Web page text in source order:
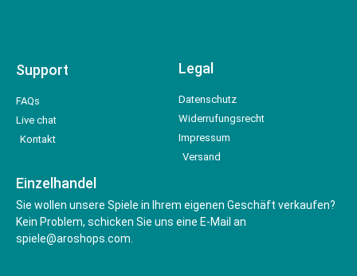
Support
FAQs
Live chat
Kontakt
Legal
Datenschutz
Widerrufungsrecht
Impressum
Versand
Einzelhandel
Sie wollen unsere Spiele in Ihrem eigenen Geschäft verkaufen?
Kein Problem, schicken Sie uns eine E-Mail an
spiele@aroshops.com.